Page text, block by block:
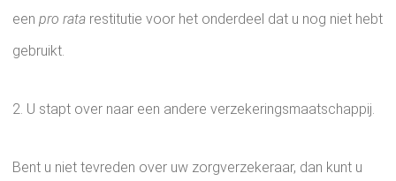
een pro rata restitutie voor het onderdeel dat u nog niet hebt
gebruikt.
2. U stapt over naar een andere verzekeringsmaatschappij.
Bent u niet tevreden over uw zorgverzekeraar, dan kunt u